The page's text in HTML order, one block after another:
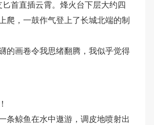
首直插云霄。烽火台下层大约四
爬，一鼓作气登上了长城北端的制
的画卷令我思绪翻腾，我似乎觉得
条鲸鱼在水中遨游，调皮地喷射出